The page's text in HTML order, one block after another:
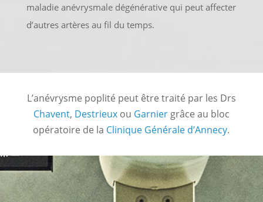
maladie anévrysmale dégénérative qui peut affecter
d’autres artères au fil du temps.
L’anévrysme poplité peut être traité par les Drs
Chavent, Destrieuxou Garniergrâce au bloc
opératoire de la Clinique Générale d’Annecy.